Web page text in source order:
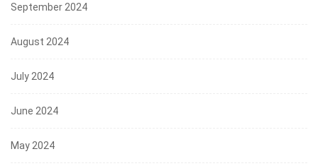
September 2024
August 2024
July 2024
June 2024
May 2024